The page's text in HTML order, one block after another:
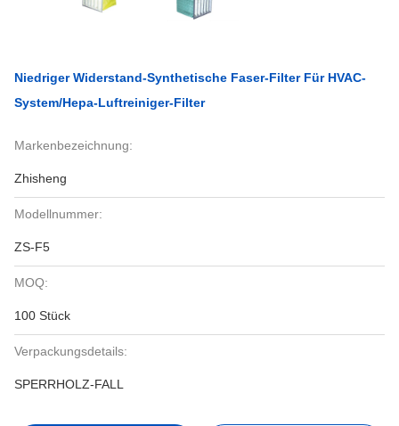
Niedriger Widerstand-Synthetische Faser-Filter Für HVAC-
System/Hepa-Luftreiniger-Filter
Markenbezeichnung:
Zhisheng
Modellnummer:
ZS-F5
MOQ:
100 Stück
Verpackungsdetails:
SPERRHOLZ-FALL